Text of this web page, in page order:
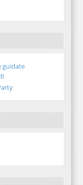
guidate